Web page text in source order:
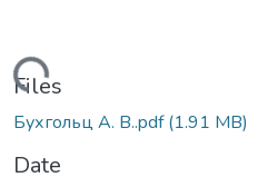
Files
Бухгольц А. В..pdf(1.91 MB)
Date